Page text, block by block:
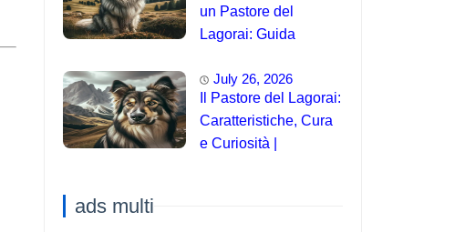
un Pastore del
Lagorai: Guida
Principianti
July 26, 2026
Il Pastore del Lagorai:
Caratteristiche, Cura
e Curiosità |
ads multi